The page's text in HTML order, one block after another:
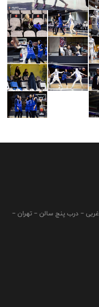
– درب پنج سالن – تهران –